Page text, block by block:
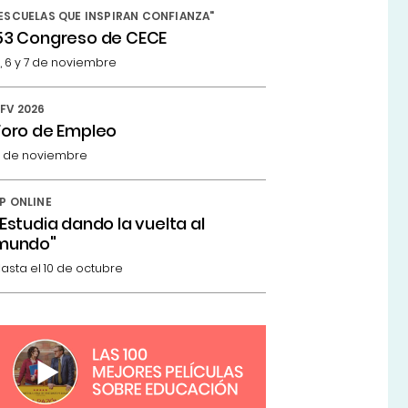
QUE INSPIRAN CONFIANZA"
Congreso de CECE
6 y 7 de noviembre
2026
de Empleo
de noviembre
ONLINE
dando la vuelta al
el 10 de octubre